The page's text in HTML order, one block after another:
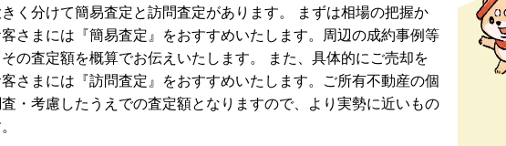
く分けて簡易査定と訪問査定があります。 まずは相場の把握か
さまには『簡易査定』をおすすめいたします。周辺の成約事例等
の査定額を概算でお伝えいたします。 また、具体的にご売却を
さまには『訪問査定』をおすすめいたします。ご所有不動産の個
・考慮したうえでの査定額となりますので、より実勢に近いもの